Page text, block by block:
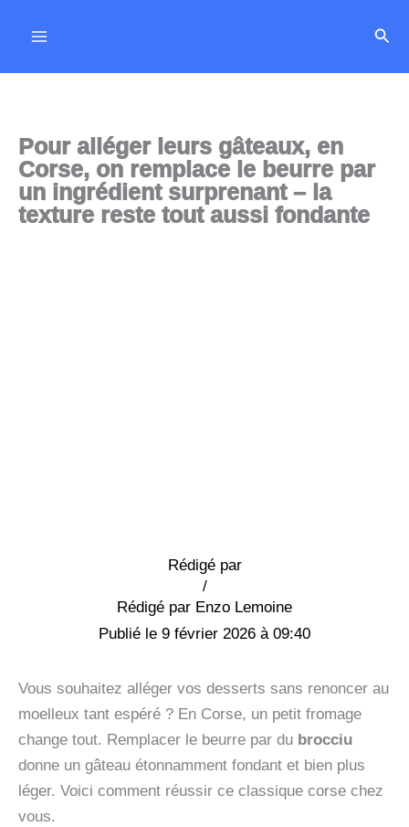
Pour alléger leurs gâteaux, en
Corse, on remplace le beurre par
un ingrédient surprenant – la
texture reste tout aussi fondante
Rédigé par
Enzo Lemoine
/
9 février 2026 à 09:40
Vous souhaitez alléger vos desserts sans renoncer au
moelleux tant espéré ? En Corse, un petit fromage
change tout. Remplacer le beurre par du brocciu
donne un gâteau étonnamment fondant et bien plus
léger. Voici comment réussir ce classique corse chez
vous.